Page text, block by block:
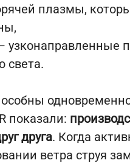
плазмы,
узконаправленные
света.
показали:
друга. Когда
ветра струя